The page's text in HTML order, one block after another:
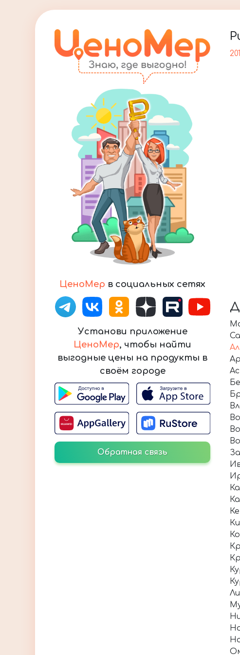
ЦеноМер в социальных сетях
Установи приложение
ЦеноМер, чтобы найти
выгодные цены на продукты в
своём городе
Обратная связь